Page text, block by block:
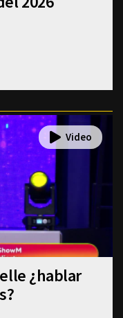
¿hablar